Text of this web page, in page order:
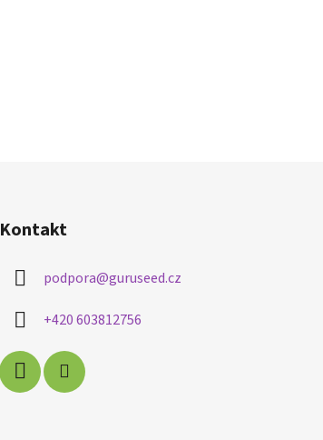
Kontakt
podpora@guruseed.cz
+420 603812756